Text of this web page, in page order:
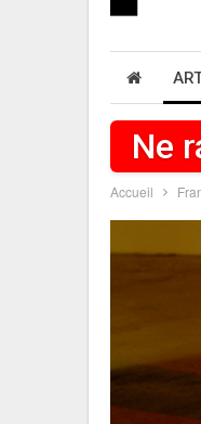
Ne
Accueil